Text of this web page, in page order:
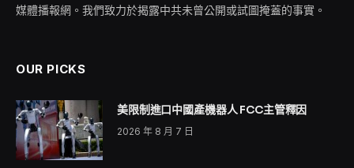
媒體播報網。我們致力於揭露中共未曾公開或試圖掩蓋的事實。
OUR PICKS
美限制進口中國產機器人 FCC主管釋因
2026 年 8 月 7 日